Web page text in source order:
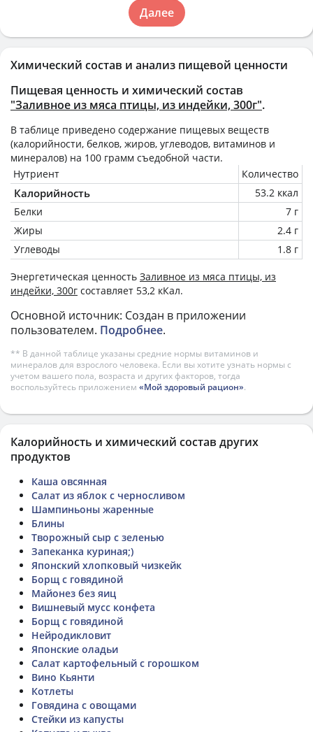
Химический состав и анализ пищевой ценности
Пищевая ценность и химический состав
"Заливное из мяса птицы, из индейки, 300г".
В таблице приведено содержание пищевых веществ
(калорийности, белков, жиров, углеводов, витаминов и
минералов) на 100 грамм съедобной части.
Нутриент
Количество
Калорийность
53.2 ккал
Белки
7 г
Жиры
2.4 г
Углеводы
1.8 г
Энергетическая ценность Заливное из мяса птицы, из
индейки, 300г составляет 53,2 кКал.
Основной источник: Создан в приложении
пользователем. Подробнее.
** В данной таблице указаны средние нормы витаминов и
минералов для взрослого человека. Если вы хотите узнать нормы с
учетом вашего пола, возраста и других факторов, тогда
воспользуйтесь приложением «Мой здоровый рацион».
Далее
Калорийность и химический состав других
продуктов
Каша овсянная
Салат из яблок с черносливом
Шампиньоны жаренные
Блины
Творожный сыр с зеленью
Запеканка куриная;)
Японский хлопковый чизкейк
Борщ с говядиной
Майонез без яиц
Вишневый мусс конфета
Борщ с говядиной
Нейродикловит
Японские оладьи
Салат картофельный с горошком
Вино Кьянти
Котлеты
Говядина с овощами
Стейки из капусты